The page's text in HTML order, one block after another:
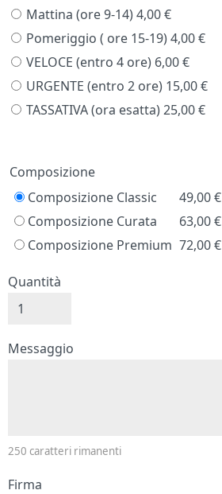
Mattina (ore 9-14) 4,00 €
Pomeriggio ( ore 15-19) 4,00 €
VELOCE (entro 4 ore) 6,00 €
URGENTE (entro 2 ore) 15,00 €
TASSATIVA (ora esatta) 25,00 €
Prezzo
Composizione
Composizione Classic
49,00€
Composizione Curata
63,00€
Composizione Premium 72,00€
Quantità
Messaggio e firma
Messaggio
250 caratteri rimanenti
Firma